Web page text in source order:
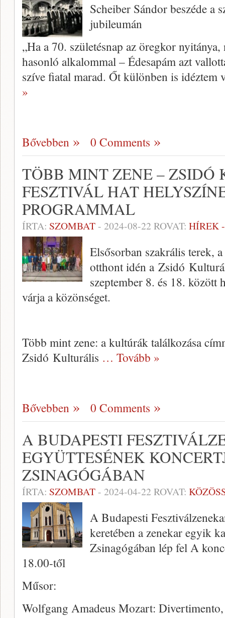
Scheiber Sándor beszéde a
jubileumán
„Ha a 70. születésnap az öregkor
hasonló alkalommal – Édesapám azt
szíve fiatal marad. Őt különben is
»
Bővebben 0 Comments
TÖBB MINT ZENE – ZSIDÓ
FESZTIVÁL HAT
PROGRAMMAL
ÍRTA: SZOMBAT- 2024-08-22 ROVAT: HÍREK
Elsősorban szakrális terek,
otthont idén a Zsidó
szeptember 8. és 18. között
várja a közönséget.
Több mint zene: a kultúrák találkozása
Zsidó Kulturális … Tovább »
Bővebben 0 Comments
A BUDAPESTI
EGYÜTTESÉNEK
ZSINAGÓGÁBAN
ÍRTA: SZOMBAT- 2024-04-22 ROVAT:
A Budapesti
keretében a zenekar egyik
Zsinagógában lép fel A
18.00-től
Műsor:
Wolfgang Amadeus Mozart: